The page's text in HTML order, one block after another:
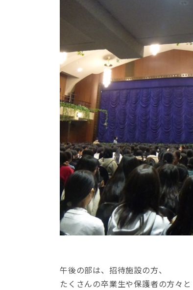
午後の部は、招待施設の方、
たくさんの卒業生や保護者の方々と